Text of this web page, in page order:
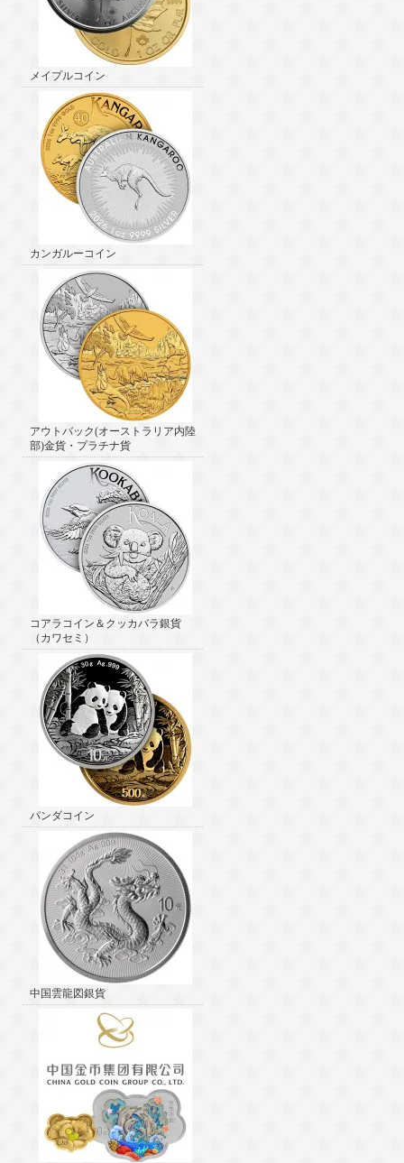
メイプルコイン
カンガルーコイン
アウトバック(オーストラリア内陸
部)金貨・プラチナ貨
コアラコイン＆クッカバラ銀貨
（カワセミ）
パンダコイン
中国雲龍図銀貨